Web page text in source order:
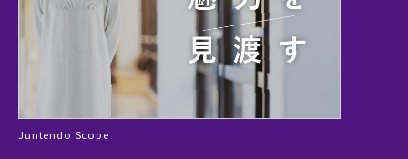
Juntendo Scope